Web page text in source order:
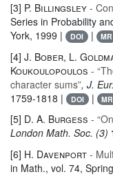
[3] P. Billingsley -
Series in Probability
York, 1999 |
DOI | MR
[4] J. Bober, L.
Koukoulopoulos -
character sums”, J.
1759-1818 |
DOI | MR
[5] D. A. Burgess -
London Math. Soc. (3)
[6] H. Davenport -
in Math., vol. 74,